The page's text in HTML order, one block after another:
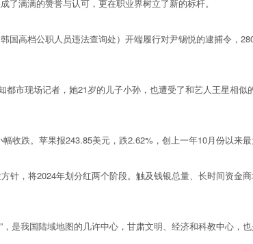
满满的赞誉与认可，更在职业界树立了新的标杆。
档公职人员违法查询处）开端履行对尹锡悦的逮捕令，
市现场记者，她21岁的儿子小孙，也遭受了和艺人王星相
跌。苹果报243.85美元，跌2.62%，创上一年10月份以来最
，将2024年划分红两个阶段。触及钱银总量、长时间资金
是我国陆域地图的几许中心，甘肃文明、经济和科教中心，